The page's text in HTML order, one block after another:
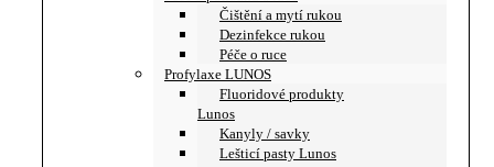
Čištění a mytí rukou
Dezinfekce rukou
Péče o ruce
Profylaxe LUNOS
Fluoridové produkty
Lunos
Kanyly / savky
Lešticí pasty Lunos